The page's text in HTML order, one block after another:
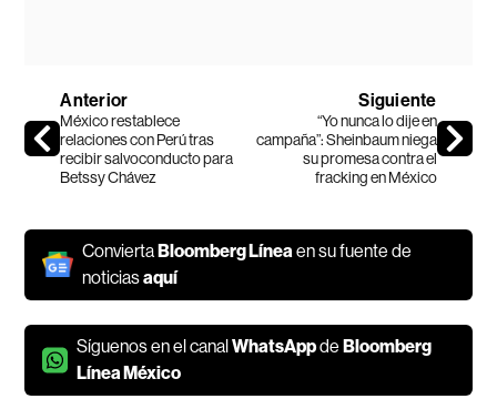
Anterior
México restablece
relaciones con Perú tras
recibir salvoconducto para
Betssy Chávez
Siguiente
“Yo nunca lo dije en
campaña”: Sheinbaum niega
su promesa contra el
fracking en México
ConviertaBloomberg Línea en su fuente de
noticiasaquí
Síguenos en el canalWhatsAppdeBloomberg
Línea México